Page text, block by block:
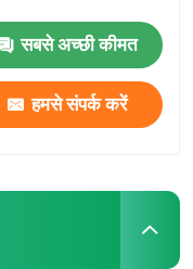
सबसे अच्छी कीमत
हमसे संपर्क करें